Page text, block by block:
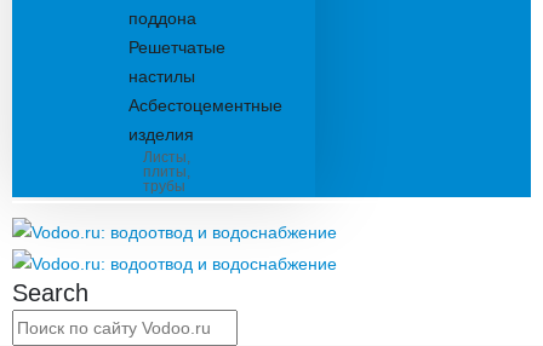
поддона
Решетчатые
настилы
Асбестоцементные
изделия
Листы,
плиты,
трубы
Search